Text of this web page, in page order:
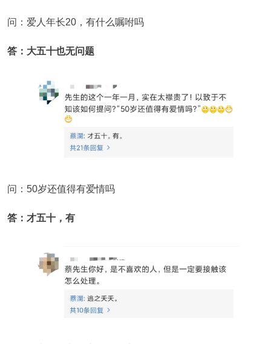
问：爱人年长20，有什么嘱咐吗
答：大五十也无问题
问：50岁还值得有爱情吗
答：才五十，有